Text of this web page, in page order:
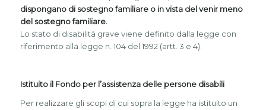
dispongano di sostegno familiare o in vista del venir meno
del sostegno familiare.
Lo stato di disabilità grave viene definito dalla legge con
riferimento alla legge n. 104 del 1992 (artt. 3 e 4).
Istituito il Fondo per l’assistenza delle persone disabili
Per realizzare gli scopi di cui sopra la legge ha istituito un